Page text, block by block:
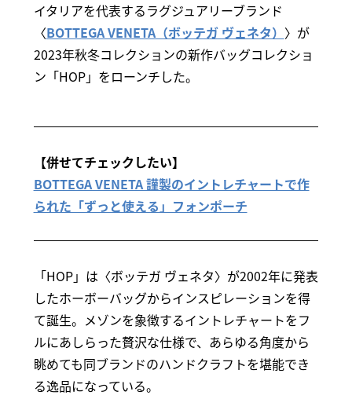
イタリアを代表するラグジュアリーブランド
〈BOTTEGA VENETA（ボッテガ ヴェネタ） 〉が
2023年秋冬コレクションの新作バッグコレクショ
ン「HOP」をローンチした。
【併せてチェックしたい】
BOTTEGA VENETA 謹製のイントレチャートで作
られた「ずっと使える」フォンポーチ
「HOP」は〈ボッテガ ヴェネタ〉が2002年に発表
したホーボーバッグからインスピレーションを得
て誕生。メゾンを象徴するイントレチャートをフ
ルにあしらった贅沢な仕様で、あらゆる角度から
眺めても同ブランドのハンドクラフトを堪能でき
る逸品になっている。